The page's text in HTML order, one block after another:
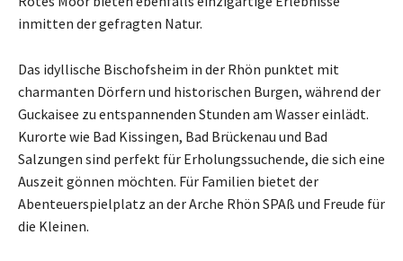
inmitten der gefragten Natur.
Das idyllische Bischofsheim in der Rhön punktet mit
charmanten Dörfern und historischen Burgen, während der
Guckaisee zu entspannenden Stunden am Wasser einlädt.
Kurorte wie Bad Kissingen, Bad Brückenau und Bad
Salzungen sind perfekt für Erholungssuchende, die sich eine
Auszeit gönnen möchten. Für Familien bietet der
Abenteuerspielplatz an der Arche Rhön SPAß und Freude für
die Kleinen.